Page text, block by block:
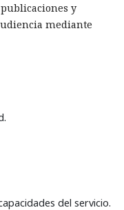
y
mediante
del servicio.